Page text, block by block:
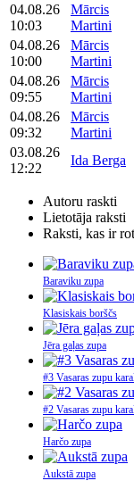
04.08.26
10:03
Mārcis
Martini
04.08.26
10:00
Mārcis
Martini
04.08.26
09:55
Mārcis
Martini
04.08.26
09:32
Mārcis
Martini
03.08.26
12:22
Ida Berga
Autoru raskti
Lietotāja raksti
Raksti, kas ir
Baraviku zupa
Klasiskais borščs
Jēra gaļas zupa
#3 Vasaras zupu
#2 Vasaras zupu
Harčo zupa
Aukstā zupa